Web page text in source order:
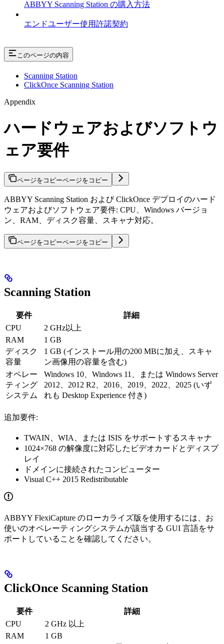
ABBYY Scanning Station の購入方法
エンドユーザー使用許諾契約
このページの内容
Scanning Station
ClickOnce Scanning Station
Appendix
ハードウェアおよびソフトウ
ェア要件
ページをコピーページをコピー
ABBYY Scanning Station および ClickOnce デプロイのハード
ウェアおよびソフトウェア要件: CPU、Windows バージョ
ン、RAM、ディスク容量、スキャナ対応。
ページをコピーページをコピー
Scanning Station
要件
詳細
CPU
2 GHz以上
RAM
1 GB
ディスク
容量
1 GB (インストール用の200 MBに加え、スキャ
ン画像用の容量を含む)
オペレー
ティング
システム
Windows 10、Windows 11、または Windows Server
2012、2012 R2、2016、2019、2022、2025 (いず
れも Desktop Experience 付き)
追加要件:
TWAIN、WIA、または ISIS をサポートするスキャナ
1024×768 の解像度に対応したビデオカードとディスプ
レイ
ドメインに接続されたコンピューター
Visual C++ 2015 Redistributable
ABBYY FlexiCapture のローカライズ版を使用するには、お
使いのオペレーティングシステムが該当する GUI 言語をサ
ポートしていることを確認してください。
ClickOnce Scanning Station
要件
詳細
CPU
2 GHz 以上
RAM
1 GB